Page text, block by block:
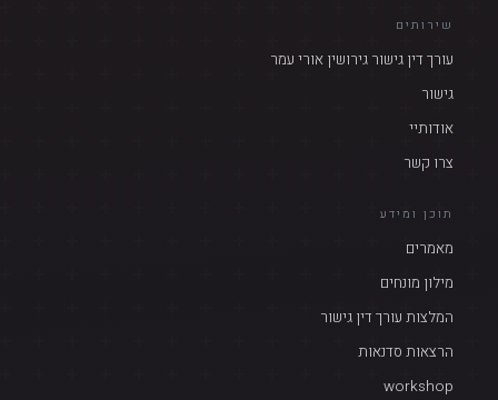
שירותים
עורך דין גישור גירושין אורי עמר
גישור
אודותיי
צרו קשר
תוכן ומידע
מאמרים
מילון מונחים
המלצות עורך דין גישור
הרצאות סדנאות
workshop